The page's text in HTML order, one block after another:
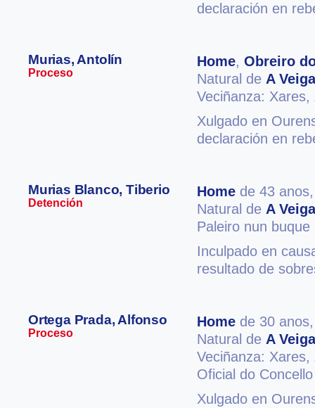
declaración en
Murias, Antolín
Proceso
Home, Obreiro
Natural de A Veiga
Veciñanza: Xares,
Xulgado en
declaración en
Murias Blanco, Tiberio
Detención
Home de 43
Natural de A Veiga
Paleiro nun
Inculpado en
resultado de
Ortega Prada, Alfonso
Proceso
Home de 30
Natural de A Veiga
Veciñanza: Xares,
Oficial do Concello
Xulgado en